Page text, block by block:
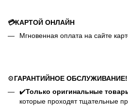
💳КАРТОЙ ОНЛАЙН
Мгновенная оплата на сайте
⚙️ГАРАНТИЙНОЕ ОБСЛУЖИВАНИЕ!
✔️Только оригинальные
которые проходят тщательные